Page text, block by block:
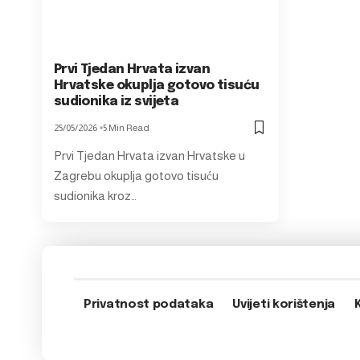
Prvi Tjedan Hrvata izvan
Hrvatske okuplja gotovo tisuću
sudionika iz svijeta
25/05/2026 5 Min Read
Prvi Tjedan Hrvata izvan Hrvatske u
Zagrebu okuplja gotovo tisuću
sudionika kroz…
Privatnost podataka Uvijeti korištenja